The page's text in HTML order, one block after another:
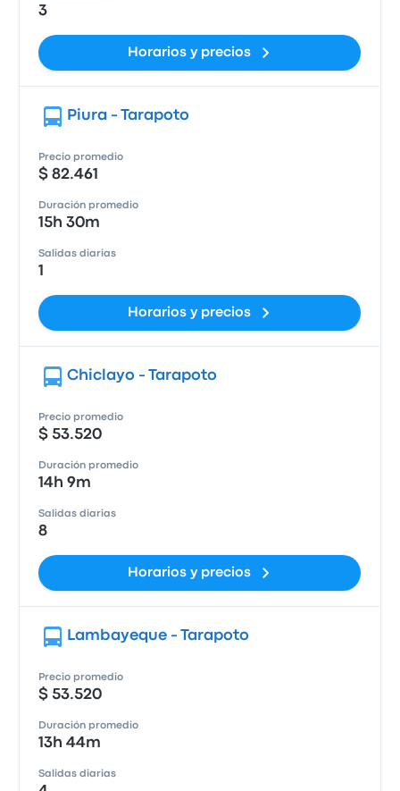
3
Horarios y precios
Piura - Tarapoto
Precio promedio
$ 82.461
Duración promedio
15h 30m
Salidas diarias
1
Horarios y precios
Chiclayo - Tarapoto
Precio promedio
$ 53.520
Duración promedio
14h 9m
Salidas diarias
8
Horarios y precios
Lambayeque - Tarapoto
Precio promedio
$ 53.520
Duración promedio
13h 44m
Salidas diarias